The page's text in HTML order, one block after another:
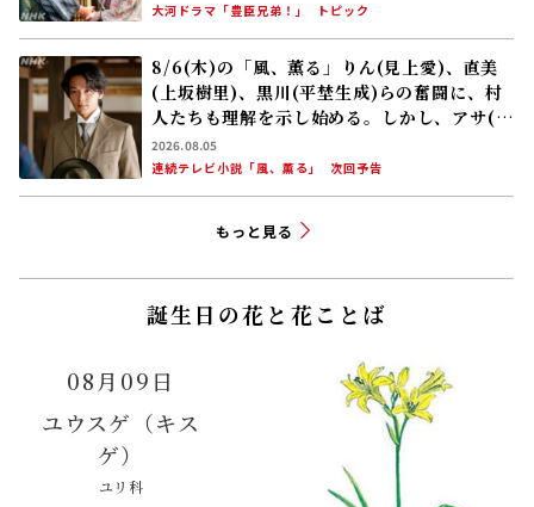
大河ドラマ「豊臣兄弟！」
トピック
8/6(木)の「風、薫る」りん(見上愛)、直美
(上坂樹里)、黒川(平埜生成)らの奮闘に、村
人たちも理解を示し始める。しかし、アサ(美
山加恋)の容体はなかなか改善せず……
2026.08.05
連続テレビ小説「風、薫る」
次回予告
もっと見る
誕生日の花と花ことば
08月09日
ユウスゲ（キス
ゲ）
ユリ科